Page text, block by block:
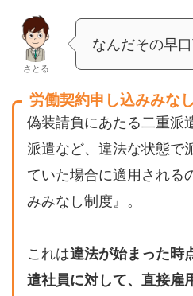
さとる
なんだその早
労働契約申し込みみな
偽装請負にあたる二重派
派遣など、違法な状態で
ていた場合に適用される
みみなし制度』。
これは違法が始まった時
遣社員に対して、直接雇